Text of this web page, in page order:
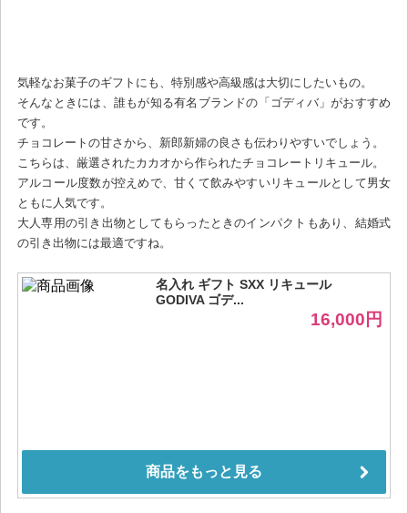
気軽なお菓子のギフトにも、特別感や高級感は大切にしたいもの。
そんなときには、誰もが知る有名ブランドの「ゴディバ」がおすすめ
です。
チョコレートの甘さから、新郎新婦の良さも伝わりやすいでしょう。
こちらは、厳選されたカカオから作られたチョコレートリキュール。
アルコール度数が控えめで、甘くて飲みやすいリキュールとして男女
ともに人気です。
大人専用の引き出物としてもらったときのインパクトもあり、結婚式
の引き出物には最適ですね。